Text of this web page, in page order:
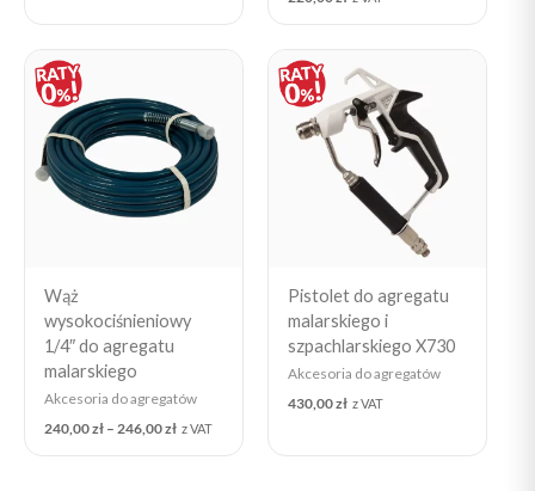
Wąż
wysokociśnieniowy
1/4″ do agregatu
malarskiego
Akcesoria do agregatów
240,00zł – 246,00zł
through
246,00 zł
z VAT
Pistolet do agregatu
malarskiego i
szpachlarskiego X730
Akcesoria do agregatów
430,00zł z VAT